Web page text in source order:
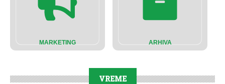
MARKETING ARHIVA
VREME